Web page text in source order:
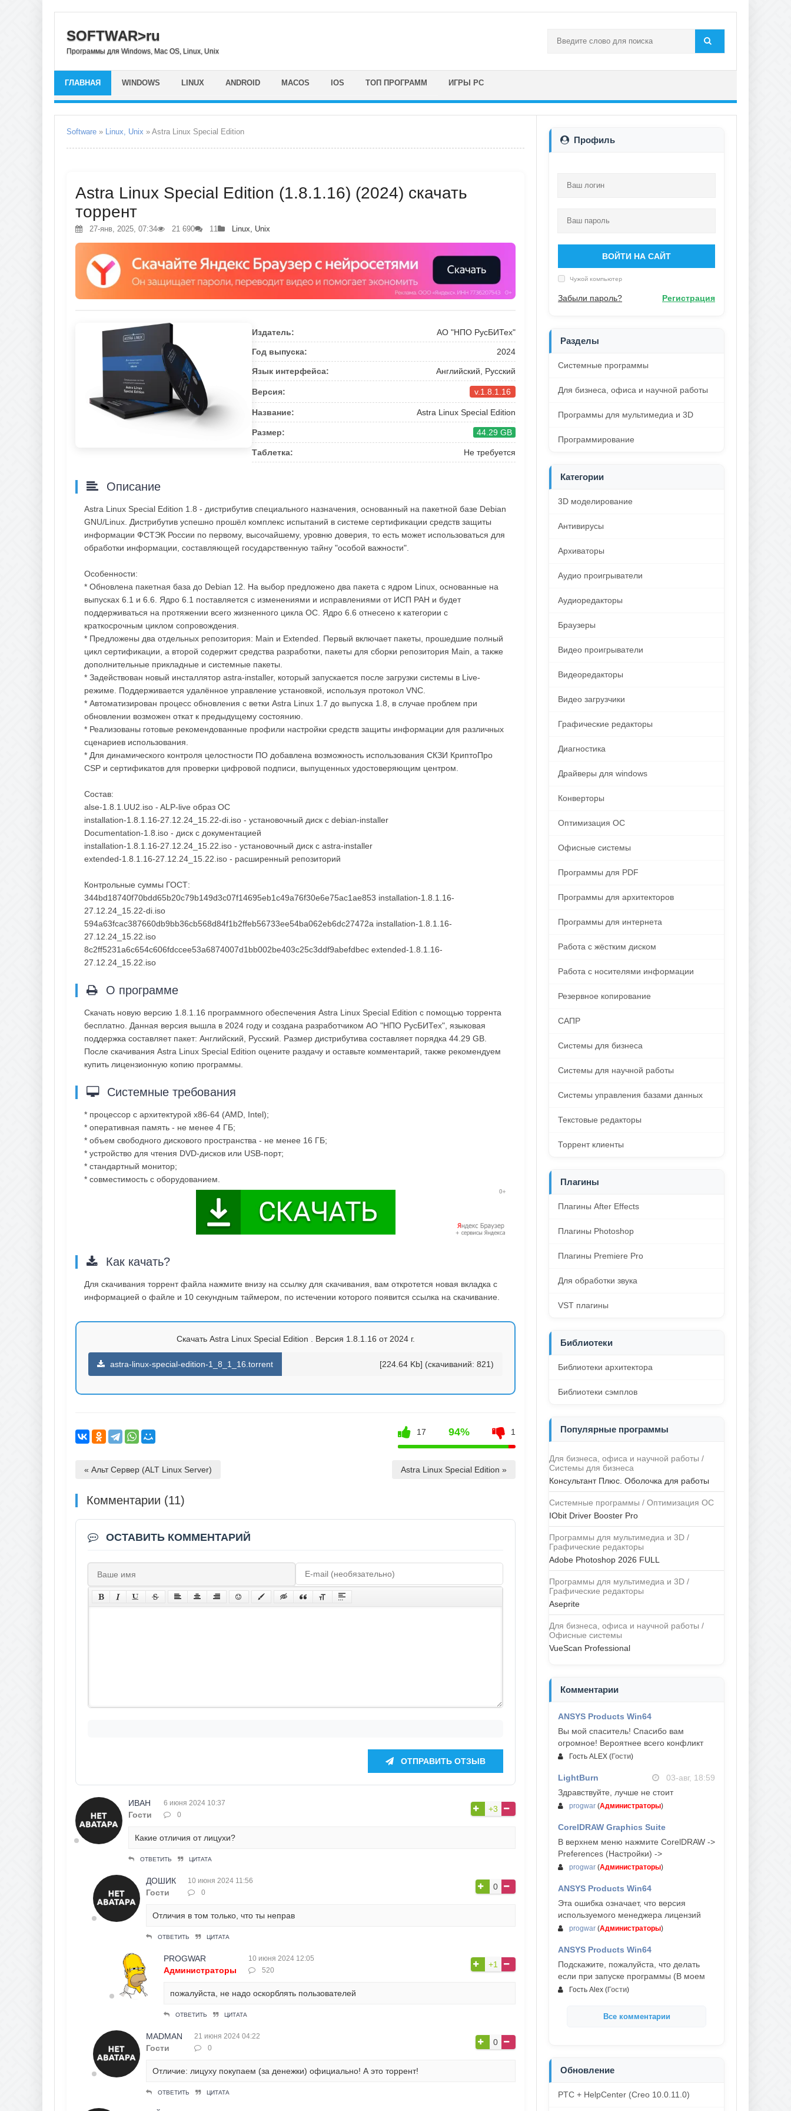
SOFTWAR>ru
Программы для Windows, Mac OS, Linux, Unix
ГЛАВНАЯ WINDOWS LINUX ANDROID MACOS IOS ТОП ПРОГРАММ ИГРЫ PC
Software » Linux, Unix » Astra Linux Special Edition
Astra Linux Special Edition (1.8.1.16) (2024) скачать
торрент
27-янв, 2025, 07:34 21 690 11 Linux, Unix
Издатель: АО "НПО РусБИТех"
Год выпуска: 2024
Язык интерфейса: Английский, Русский
Версия: v.1.8.1.16
Название: Astra Linux Special Edition
Размер: 44.29 GB
Таблетка: Не требуется
Описание
Astra Linux Special Edition 1.8 - дистрибутив специального назначения, основанный на пакетной базе Debian
GNU/Linux. Дистрибутив успешно прошёл комплекс испытаний в системе сертификации средств защиты
информации ФСТЭК России по первому, высочайшему, уровню доверия, то есть может использоваться для
обработки информации, составляющей государственную тайну "особой важности".
Особенности:
* Обновлена пакетная база до Debian 12. На выбор предложено два пакета с ядром Linux, основанные на
выпусках 6.1 и 6.6. Ядро 6.1 поставляется с изменениями и исправлениями от ИСП РАН и будет
поддерживаться на протяжении всего жизненного цикла ОС. Ядро 6.6 отнесено к категории с
краткосрочным циклом сопровождения.
* Предложены два отдельных репозитория: Main и Extended. Первый включает пакеты, прошедшие полный
цикл сертификации, а второй содержит средства разработки, пакеты для сборки репозитория Main, а также
дополнительные прикладные и системные пакеты.
* Задействован новый инсталлятор astra-installer, который запускается после загрузки системы в Live-
режиме. Поддерживается удалённое управление установкой, используя протокол VNC.
* Автоматизирован процесс обновления с ветки Astra Linux 1.7 до выпуска 1.8, в случае проблем при
обновлении возможен откат к предыдущему состоянию.
* Реализованы готовые рекомендованные профили настройки средств защиты информации для различных
сценариев использования.
* Для динамического контроля целостности ПО добавлена возможность использования СКЗИ КриптоПро
CSP и сертификатов для проверки цифровой подписи, выпущенных удостоверяющим центром.
Состав:
alse-1.8.1.UU2.iso - ALP-live образ ОС
installation-1.8.1.16-27.12.24_15.22-di.iso - установочный диск с debian-installer
Documentation-1.8.iso - диск с документацией
installation-1.8.1.16-27.12.24_15.22.iso - установочный диск с astra-installer
extended-1.8.1.16-27.12.24_15.22.iso - расширенный репозиторий
Контрольные суммы ГОСТ:
344bd18740f70bdd65b20c79b149d3c07f14695eb1c49a76f30e6e75ac1ae853 installation-1.8.1.16-
27.12.24_15.22-di.iso
594a63fcac387660db9bb36cb568d84f1b2ffeb56733ee54ba062eb6dc27472a installation-1.8.1.16-
27.12.24_15.22.iso
8c2ff5231a6c654c606fdccee53a6874007d1bb002be403c25c3ddf9abefdbec extended-1.8.1.16-
27.12.24_15.22.iso
О программе
Скачать новую версию 1.8.1.16 программного обеспечения Astra Linux Special Edition с помощью торрента
бесплатно. Данная версия вышла в 2024 году и создана разработчиком АО "НПО РусБИТех", языковая
поддержка составляет пакет: Английский, Русский. Размер дистрибутива составляет порядка 44.29 GB.
После скачивания Astra Linux Special Edition оцените раздачу и оставьте комментарий, также рекомендуем
купить лицензионную копию программы.
Системные требования
* процессор с архитектурой x86-64 (AMD, Intel);
* оперативная память - не менее 4 ГБ;
* объем свободного дискового пространства - не менее 16 ГБ;
* устройство для чтения DVD-дисков или USB-порт;
* стандартный монитор;
* совместимость с оборудованием.
Как качать?
Для скачивания торрент файла нажмите внизу на ссылку для скачивания, вам откротется новая вкладка с
информацией о файле и 10 секундным таймером, по истечении которого появится ссылка на скачивание.
Скачать Astra Linux Special Edition . Версия 1.8.1.16 от 2024 г.
astra-linux-special-edition-1_8_1_16.torrent [224.64 Kb] (cкачиваний: 821)
17 94% 1
« Альт Сервер (ALT Linux Server) Astra Linux Special Edition »
Комментарии (11)
ОСТАВИТЬ КОММЕНТАРИЙ
ОТПРАВИТЬ ОТЗЫВ
ИВАН
Гости
6 июня 2024 10:37
0
+3
Какие отличия от лицухи?
ОТВЕТИТЬ ЦИТАТА
ДОШИК
Гости
10 июня 2024 11:56
0
0
Отличия в том только, что ты неправ
ОТВЕТИТЬ ЦИТАТА
PROGWAR
Администраторы
10 июня 2024 12:05
520
+1
пожалуйста, не надо оскорблять пользователей
ОТВЕТИТЬ ЦИТАТА
MADMAN
Гости
21 июня 2024 04:22
0
0
Отличие: лицуху покупаем (за денежки) официально! А это торрент!
ОТВЕТИТЬ ЦИТАТА
Профиль
ВОЙТИ НА САЙТ
Чужой компьютер
Забыли пароль? Регистрация
Разделы
Системные программы
Для бизнеса, офиса и научной работы
Программы для мультимедиа и 3D
Программирование
Категории
3D моделирование
Антивирусы
Архиваторы
Аудио проигрыватели
Аудиоредакторы
Браузеры
Видео проигрыватели
Видеоредакторы
Видео загрузчики
Графические редакторы
Диагностика
Драйверы для windows
Конверторы
Оптимизация ОС
Офисные системы
Программы для PDF
Программы для архитекторов
Программы для интернета
Работа с жёстким диском
Работа с носителями информации
Резервное копирование
САПР
Системы для бизнеса
Системы для научной работы
Системы управления базами данных
Текстовые редакторы
Торрент клиенты
Плагины
Плагины After Effects
Плагины Photoshop
Плагины Premiere Pro
Для обработки звука
VST плагины
Библиотеки
Библиотеки архитектора
Библиотеки сэмплов
Популярные программы
Для бизнеса, офиса и научной работы /
Системы для бизнеса
Консультант Плюс. Оболочка для работы
Системные программы / Оптимизация ОС
IObit Driver Booster Pro
Программы для мультимедиа и 3D /
Графические редакторы
Adobe Photoshop 2026 FULL
Программы для мультимедиа и 3D /
Графические редакторы
Aseprite
Для бизнеса, офиса и научной работы /
Офисные системы
VueScan Professional
Комментарии
ANSYS Products Win64
Вы мой спаситель! Спасибо вам
огромное! Вероятнее всего конфликт
Гость ALEX (Гости)
LightBurn
03-авг, 18:59
Здравствуйте, лучше не стоит
progwar (Администраторы)
CorelDRAW Graphics Suite
03-авг, 18:58
В верхнем меню нажмите CorelDRAW ->
Preferences (Настройки) ->
progwar (Администраторы)
ANSYS Products Win64
Эта ошибка означает, что версия
используемого менеджера лицензий
progwar (Администраторы)
ANSYS Products Win64
Подскажите, пожалуйста, что делать
если при запуске программы (В моем
Гость Alex (Гости)
Все комментарии
Обновление
PTC + HelpCenter (Creo 10.0.11.0)